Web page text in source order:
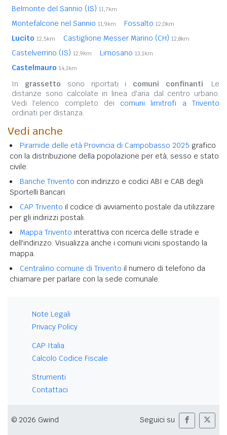
Belmonte del Sannio (IS) 11,7km
Montefalcone nel Sannio 11,9km Fossalto 12,0km
Lucito 12,5km Castiglione Messer Marino (CH) 12,8km
Castelverrino (IS) 12,9km Limosano 13,1km
Castelmauro 14,1km
In grassetto sono riportati i comuni confinanti. Le
distanze sono calcolate in linea d'aria dal centro urbano.
Vedi l'elenco completo dei comuni limitrofi a Trivento
ordinati per distanza.
Vedi anche
Piramide delle età Provincia di Campobasso 2025 grafico
con la distribuzione della popolazione per età, sesso e stato
civile.
Banche Trivento con indirizzo e codici ABI e CAB degli
Sportelli Bancari.
CAP Trivento il codice di avviamento postale da utilizzare
per gli indirizzi postali.
Mappa Trivento interattiva con ricerca delle strade e
dell'indirizzo. Visualizza anche i comuni vicini spostando la
mappa.
Centralino comune di Trivento il numero di telefono da
chiamare per parlare con la sede comunale.
Note Legali
Privacy Policy
CAP Italia
Calcolo Codice Fiscale
Strumenti
Contattaci
© 2026 Gwind Seguici su